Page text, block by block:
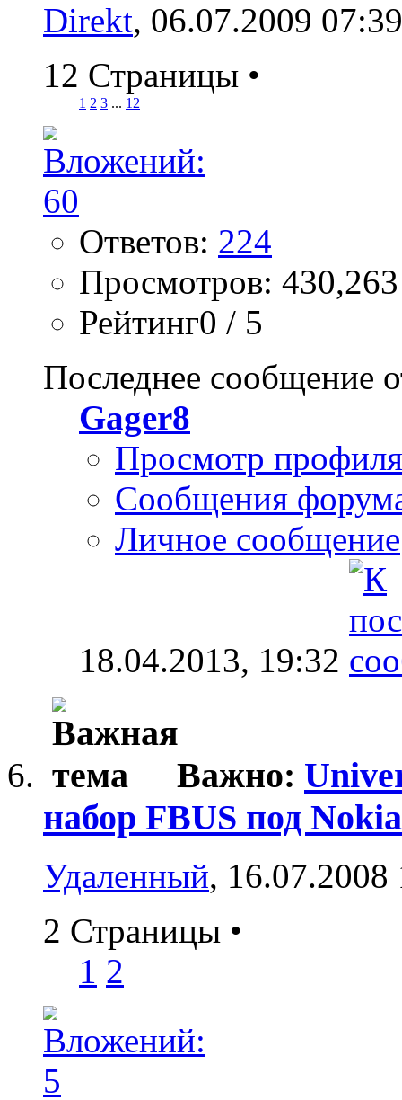
Direkt, 06.07.2009 07:39
12 Страницы •
1 2 3 ... 12
Ответов: 224
Просмотров: 430,263
Рейтинг0 / 5
Последнее сообщение
Gager8
Просмотр профиля
Сообщения
Личное сообщение
18.04.2013, 19:32
Важно:
набор FBUS под
Удаленный, 16.07.2008
2 Страницы •
1 2